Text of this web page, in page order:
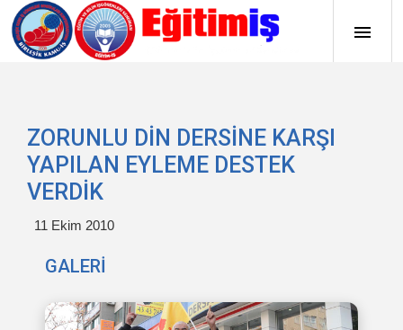
ZORUNLU DİN DERSİNE KARŞI
YAPILAN EYLEME DESTEK
VERDİK
11 Ekim 2010
GALERİ